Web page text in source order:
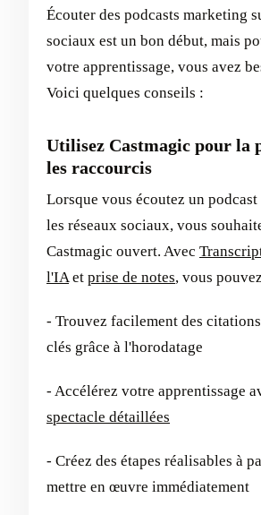
Écouter des podcasts marketing
sociaux est un bon début, mais
votre apprentissage, vous avez
Voici quelques conseils :
Utilisez Castmagic pour la
les raccourcis
Lorsque vous écoutez un
les réseaux sociaux, vous
Castmagic ouvert. Avec
l'IAet prise de notes, vous
- Trouvez facilement des
clés grâce à l'horodatage
- Accélérez votre apprentissage
spectacle détaillées
- Créez des étapes réalisables à
mettre en œuvre immédiatement